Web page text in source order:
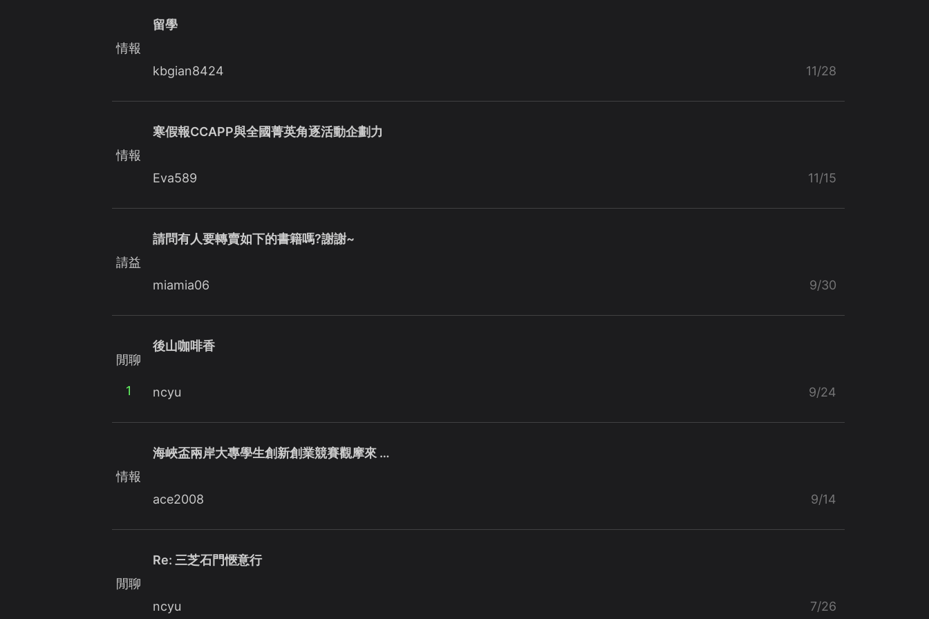
情報
留學
kbgian8424 11/28
情報
寒假報CCAPP與全國菁英角逐活動企劃力
Eva589 11/15
請益
請問有人要轉賣如下的書籍嗎?謝謝~
miamia06 9/30
閒聊
1
後山咖啡香
ncyu 9/24
情報
海峽盃兩岸大專學生創新創業競賽觀摩來 …
ace2008 9/14
閒聊
Re: 三芝石門愜意行
ncyu 7/26